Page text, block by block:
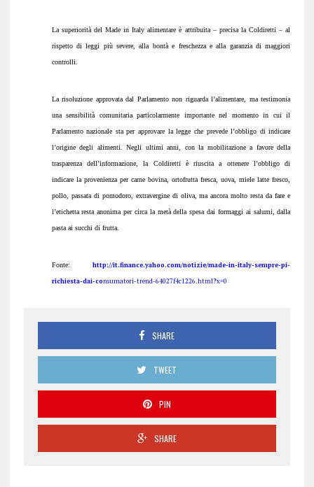
La superiorità del Made in Italy alimentare è attribuita – precisa la Coldiretti – al
rispetto di leggi più severe, alla bontà e freschezza e alla garanzia di maggiori
controlli.
La risoluzione approvata dal Parlamento non riguarda l’alimentare, ma testimonia
una sensibilità comunitaria particolarmente importante nel momento in cui il
Parlamento nazionale sta per approvare la legge che prevede l’obbligo di indicare
l’origine degli alimenti. Negli ultimi anni, con la mobilitazione a favore della
trasparenza dell’informazione, la Coldiretti è riuscita a ottenere l’obbligo di
indicare la provenienza per carne bovina, ortofrutta fresca, uova, miele latte fresco,
pollo, passata di pomodoro, extravergine di oliva, ma ancora molto resta da fare e
l’etichetta resta anonima per circa la metà della spesa dai formaggi ai salumi, dalla
pasta ai succhi di frutta.
Fonte:http://it.finance.yahoo.com/notizie/made-in-italy-sempre-pi-
richiesta-dai-consumatori-trend-64027f4c1226.html?x=0
SHARE
TWEET
PIN
SHARE